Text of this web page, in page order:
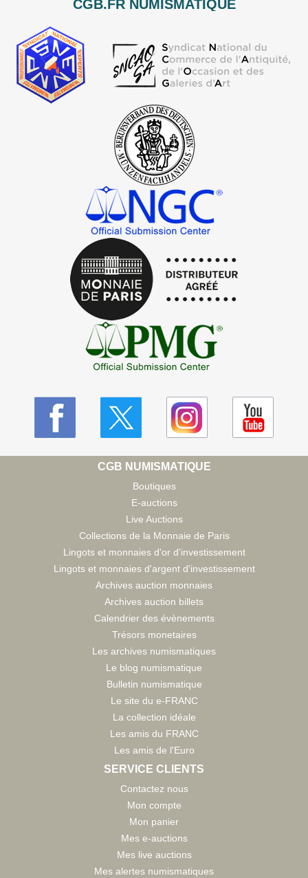
CGB.FR NUMISMATIQUE
CGB NUMISMATIQUE
Boutiques
E-auctions
Live Auctions
Collections de la Monnaie de Paris
Lingots et monnaies d'or d'investissement
Lingots et monnaies d'argent d'investissement
Archives auction monnaies
Archives auction billets
Calendrier des évènements
Trésors monetaires
Les archives numismatiques
Le blog numismatique
Bulletin numismatique
Le site du e-FRANC
La collection idéale
Les amis du FRANC
Les amis de l'Euro
SERVICE CLIENTS
Contactez nous
Mon compte
Mon panier
Mes e-auctions
Mes live auctions
Mes alertes numismatiques